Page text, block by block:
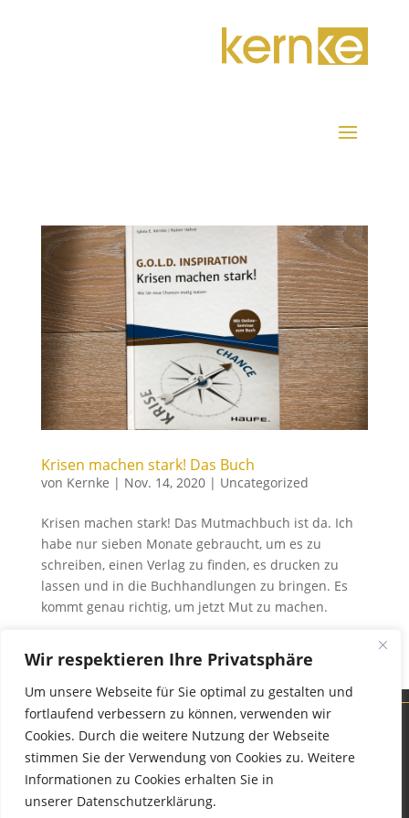
Wir respektieren Ihre Privatsphäre
Um unsere Webseite für Sie optimal zu gestalten und
fortlaufend verbessern zu können, verwenden wir
Cookies. Durch die weitere Nutzung der Webseite
stimmen Sie der Verwendung von Cookies zu. Weitere
Informationen zu Cookies erhalten Sie in
unserer Datenschutzerklärung.
Krisen machen stark! Das Buch
von Kernke | Nov. 14, 2020| Uncategorized
Krisen machen stark! Das Mutmachbuch ist da. Ich
habe nur sieben Monate gebraucht, um es zu
schreiben, einen Verlag zu finden, es drucken zu
lassen und in die Buchhandlungen zu bringen. Es
kommt genau richtig, um jetzt Mut zu machen.